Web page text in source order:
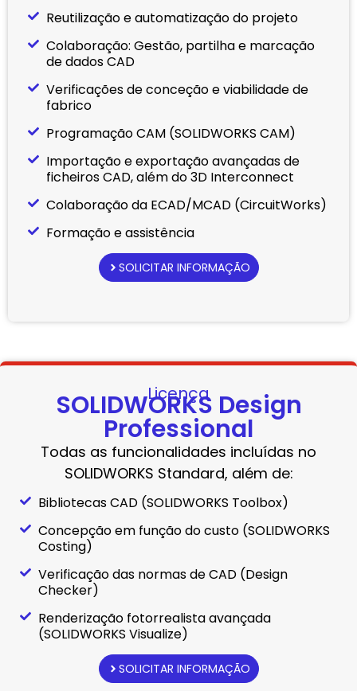
Reutilização e automatização do projeto
Colaboração: Gestão, partilha e marcação
de dados CAD
Verificações de conceção e viabilidade de
fabrico
Programação CAM (SOLIDWORKS CAM)
Importação e exportação avançadas de
ficheiros CAD, além do 3D Interconnect
Colaboração da ECAD/MCAD (CircuitWorks)
Formação e assistência
SOLICITAR INFORMAÇÃO
Licença
SOLIDWORKS Design
Professional
Todas as funcionalidades incluídas no
SOLIDWORKS Standard, além de:
Bibliotecas CAD (SOLIDWORKS Toolbox)
Concepção em função do custo (SOLIDWORKS
Costing)
Verificação das normas de CAD (Design
Checker)
Renderização fotorrealista avançada
(SOLIDWORKS Visualize)
SOLICITAR INFORMAÇÃO